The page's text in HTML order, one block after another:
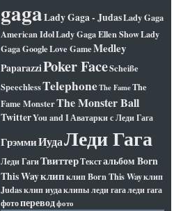
gagaLady Gaga - JudasLady Gaga
American IdolLady Gaga Ellen ShowLady
Gaga GoogleLove GameMedley
PaparazziPoker FaceScheiße
SpeechlessTelephoneThe FameThe
Fame MonsterThe Monster Ball
TwitterYou and IАватарки с Леди Гага
ГрэммиИудаЛеди Гага
Леди ГагиТвиттерТекстальбом Born
This Wayклипклип Born This Wayклип
Judasклип иудаклипы леди гагаледи гага
фотопереводфото